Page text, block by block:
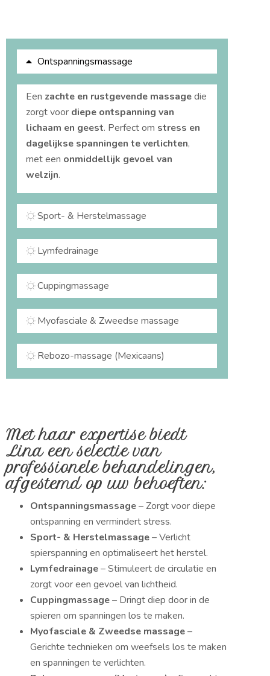
Ontspanningsmassage
Een zachte en rustgevende massagedie
zorgt voor diepe ontspanning van
lichaam en geest. Perfect om stress en
dagelijkse spanningen te verlichten,
met een onmiddellijk gevoel van
welzijn.
Sport- & Herstelmassage
Lymfedrainage
Cuppingmassage
Myofasciale & Zweedse massage
Rebozo-massage (Mexicaans)
Met haar expertise biedt
Lina een selectie van
professionele behandelingen,
afgestemd op uw behoeften:
Ontspanningsmassage– Zorgt voor diepe
ontspanning en vermindert stress.
Sport- & Herstelmassage– Verlicht
spierspanning en optimaliseert het herstel.
Lymfedrainage– Stimuleert de circulatie en
zorgt voor een gevoel van lichtheid.
Cuppingmassage– Dringt diep door in de
spieren om spanningen los te maken.
Myofasciale & Zweedse massage–
Gerichte technieken om weefsels los te maken
en spanningen te verlichten.